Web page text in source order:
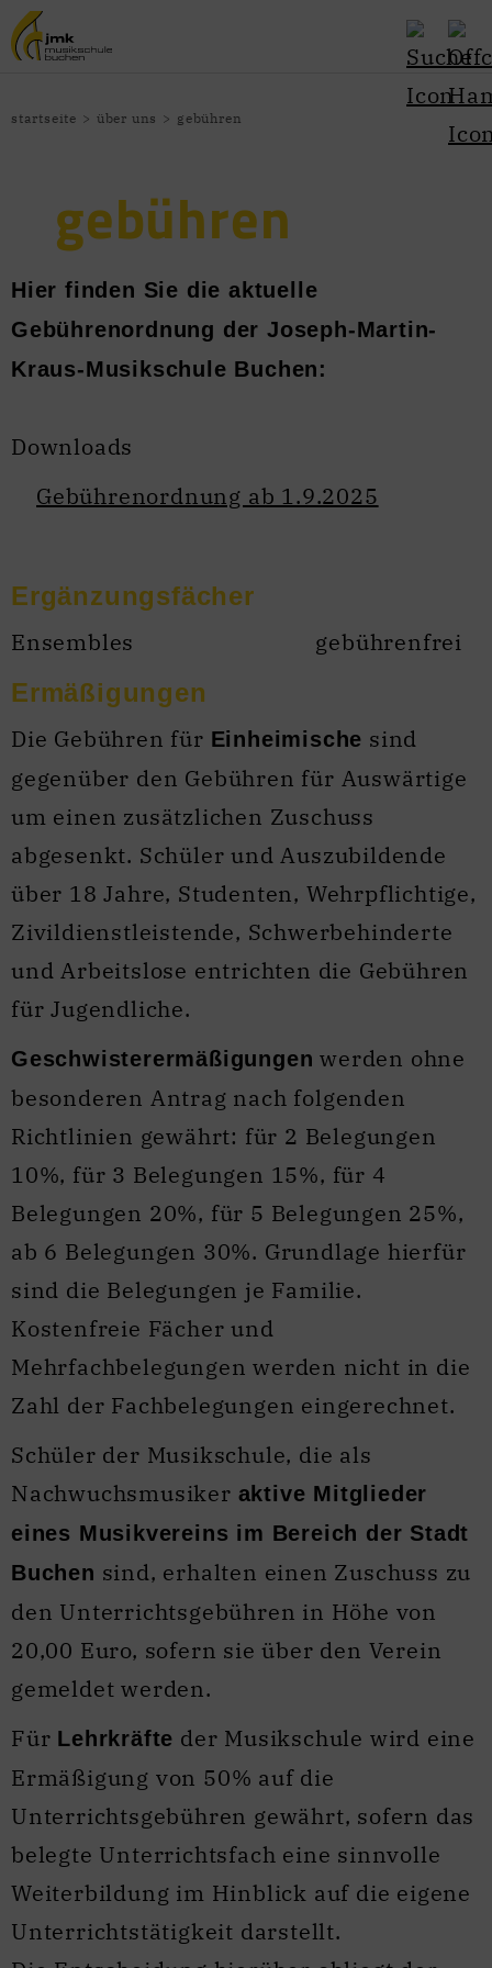
startseite über uns gebühren
gebühren
Hier finden Sie die aktuelle
Gebührenordnung der Joseph-Martin-
Kraus-Musikschule Buchen:
Downloads
Gebührenordnung ab 1.9.2025
Ergänzungsfächer
Ensembles
gebührenfrei
Ermäßigungen
Die Gebühren für Einheimische sind
gegenüber den Gebühren für Auswärtige
um einen zusätzlichen Zuschuss
abgesenkt. Schüler und Auszubildende
über 18 Jahre, Studenten, Wehrpflichtige,
Zivildienstleistende, Schwerbehinderte
und Arbeitslose entrichten die Gebühren
für Jugendliche.
Geschwisterermäßigungen werden ohne
besonderen Antrag nach folgenden
Richtlinien gewährt: für 2 Belegungen
10%, für 3 Belegungen 15%, für 4
Belegungen 20%, für 5 Belegungen 25%,
ab 6 Belegungen 30%. Grundlage hierfür
sind die Belegungen je Familie.
Kostenfreie Fächer und
Mehrfachbelegungen werden nicht in die
Zahl der Fachbelegungen eingerechnet.
Schüler der Musikschule, die als
Nachwuchsmusiker aktive Mitglieder
eines Musikvereins im Bereich der Stadt
Buchen sind, erhalten einen Zuschuss zu
den Unterrichtsgebühren in Höhe von
20,00 Euro, sofern sie über den Verein
gemeldet werden.
Für Lehrkräfte der Musikschule wird eine
Ermäßigung von 50% auf die
Unterrichtsgebühren gewährt, sofern das
belegte Unterrichtsfach eine sinnvolle
Weiterbildung im Hinblick auf die eigene
Unterrichtstätigkeit darstellt.